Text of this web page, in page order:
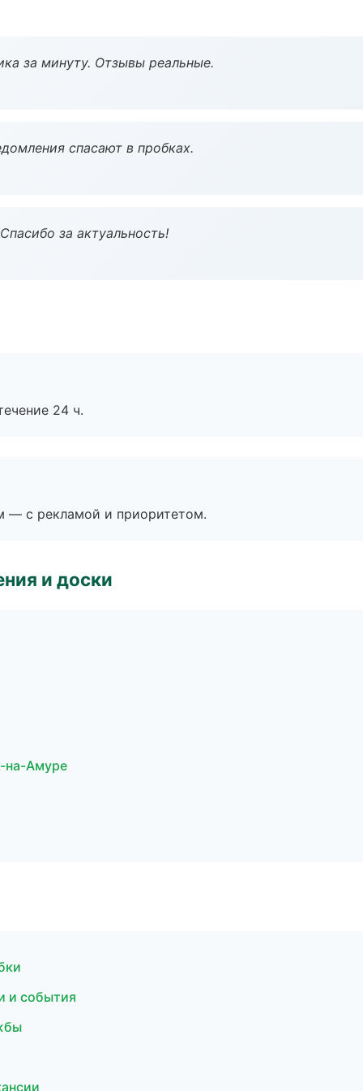
за минуту. Отзывы реальные.
спасают в пробках.
за актуальность!
24 ч.
— с рекламой и приоритетом.
и доски
на-Амуре
и события